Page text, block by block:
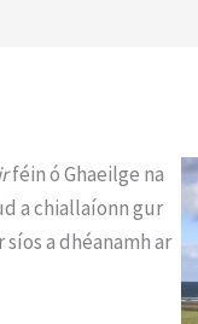
féin ó Ghaeilge na
a chiallaíonn gur
a dhéanamh ar